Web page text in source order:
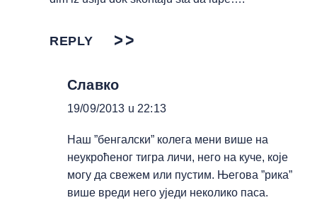
REPLY
Славко
19/09/2013 u 22:13
Наш ”бенгалски” колега мени више на
неукроћеног тигра личи, него на куче, које
могу да свежем или пустим. Његова ”рика”
више вреди него уједи неколико паса.